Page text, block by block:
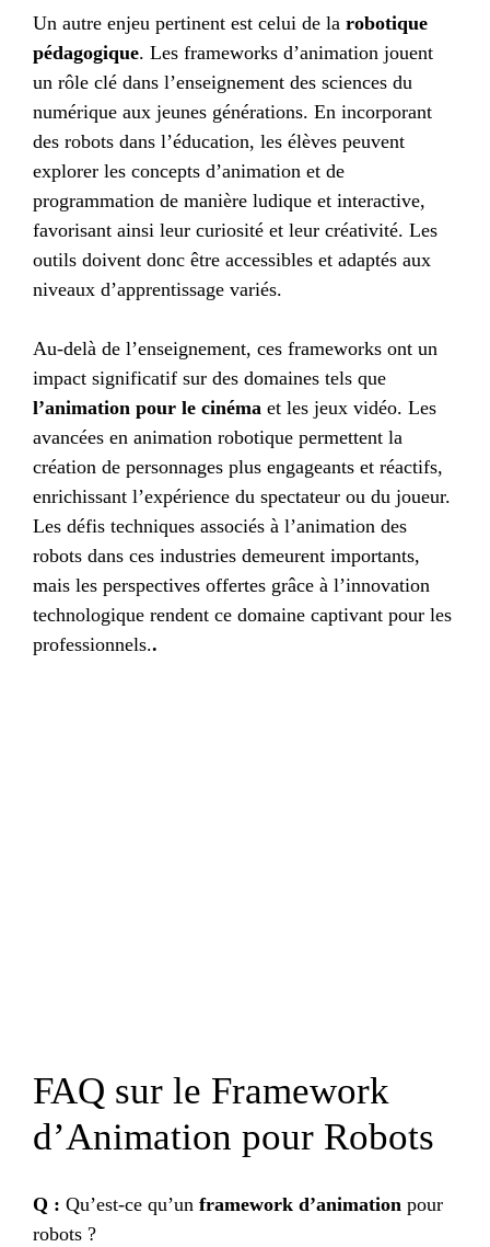
Un autre enjeu pertinent est celui de la robotique
pédagogique. Les frameworks d’animation jouent
un rôle clé dans l’enseignement des sciences du
numérique aux jeunes générations. En incorporant
des robots dans l’éducation, les élèves peuvent
explorer les concepts d’animation et de
programmation de manière ludique et interactive,
favorisant ainsi leur curiosité et leur créativité. Les
outils doivent donc être accessibles et adaptés aux
niveaux d’apprentissage variés.
Au-delà de l’enseignement, ces frameworks ont un
impact significatif sur des domaines tels que
l’animation pour le cinéma et les jeux vidéo. Les
avancées en animation robotique permettent la
création de personnages plus engageants et réactifs,
enrichissant l’expérience du spectateur ou du joueur.
Les défis techniques associés à l’animation des
robots dans ces industries demeurent importants,
mais les perspectives offertes grâce à l’innovation
technologique rendent ce domaine captivant pour les
professionnels..
FAQ sur le Framework
d’Animation pour Robots
Q : Qu’est-ce qu’un framework d’animation pour
robots ?